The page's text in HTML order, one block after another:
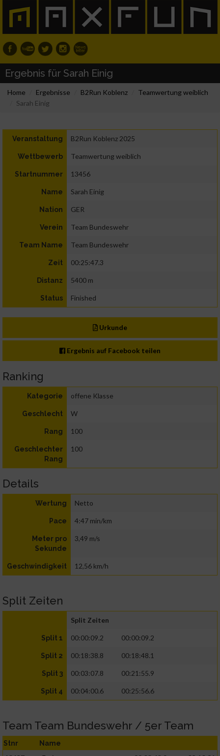
Ergebnis für Sarah Einig
Home Ergebnisse B2Run Koblenz
Teamwertung weiblich
Sarah Einig
Veranstaltung B2Run Koblenz 2025
Wettbewerb Teamwertung weiblich
Startnummer 13456
Name Sarah Einig
Nation GER
Verein Team Bundeswehr
Team Name Team Bundeswehr
Zeit 00:25:47.3
Distanz 5400 m
Status Finished
Urkunde
Ergebnis auf Facebook teilen
Ranking
Kategorie offene Klasse
Geschlecht W
Rang 100
Geschlechter
Rang
100
Details
Wertung Netto
Pace 4:47 min/km
Meter pro
Sekunde
3,49 m/s
Geschwindigkeit 12,56 km/h
Split Zeiten
Split Zeiten
Split 1 00:00:09.2 00:00:09.2
Split 2 00:18:38.8 00:18:48.1
Split 3 00:03:07.8 00:21:55.9
Split 4 00:04:00.6 00:25:56.6
Team Team Bundeswehr / 5er Team
Stnr Name